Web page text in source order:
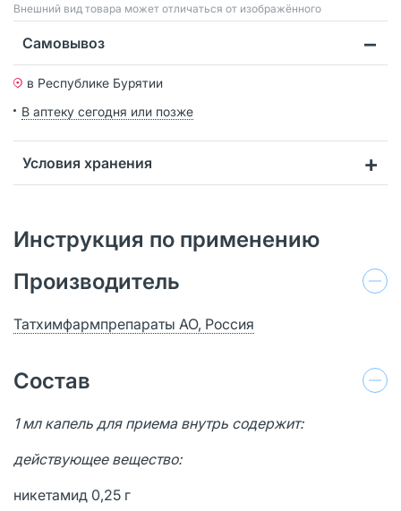
Bнешний вид товара может отличаться от изображённого
Самовывоз
в Республике Бурятии
В аптеку сегодня или позже
Условия хранения
Инструкция по применению
Производитель
Татхимфармпрепараты АО, Россия
Состав
1 мл капель для приема внутрь содержит:
действующее вещество:
никетамид 0,25 г